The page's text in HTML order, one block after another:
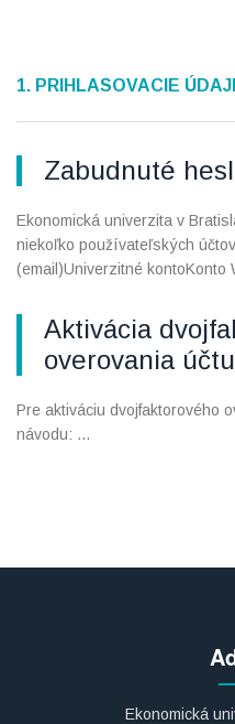
1. PRIHLASOVACIE
Zabudnuté
Ekonomická univerzita v
niekoľko používateľských
(email)Univerzitné kontoKonto
Aktivácia
overovania účtu
Pre aktiváciu dvojfaktorového
návodu: ...
Ekonomická